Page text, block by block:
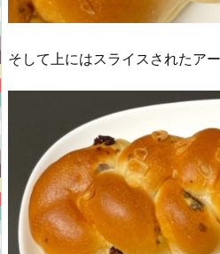
そして上にはスライスされたア